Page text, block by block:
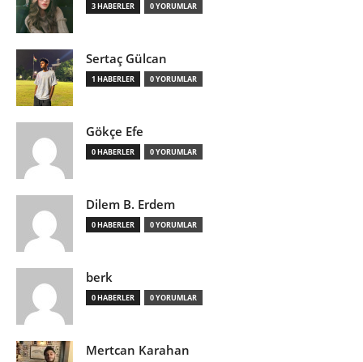
3 HABERLER 0 YORUMLAR
Sertaç Gülcan
1 HABERLER 0 YORUMLAR
Gökçe Efe
0 HABERLER 0 YORUMLAR
Dilem B. Erdem
0 HABERLER 0 YORUMLAR
berk
0 HABERLER 0 YORUMLAR
Mertcan Karahan